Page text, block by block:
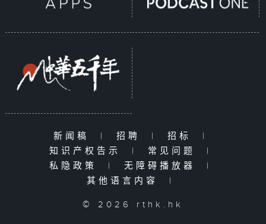
新闻稿 | 招聘 | 招标
|
知识产权告示
| 常见问题
|
私隐政策
| 无障碍播放器
|
其他语言内容
|
© 2026 rthk.hk